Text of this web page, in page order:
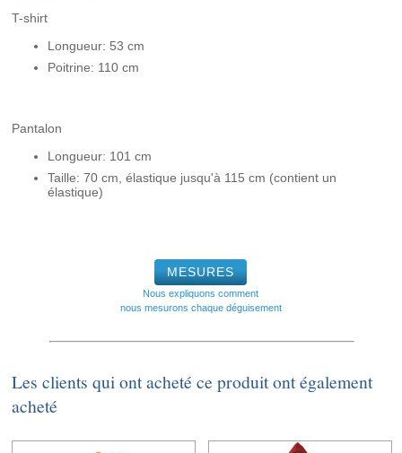
T-shirt
Longueur: 53 cm
Poitrine: 110 cm
Pantalon
Longueur: 101 cm
Taille: 70 cm, élastique jusqu'à 115 cm (contient un
élastique)
MESURES
Nous expliquons comment
nous mesurons chaque déguisement
Les clients qui ont acheté ce produit ont également
acheté